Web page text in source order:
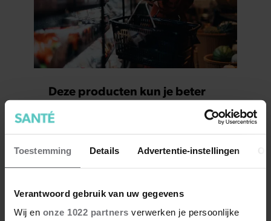
Toestemming Details Advertentie-instellingen
Verantwoord gebruik van uw gegevens
Wij en onze 1022 partners verwerken je persoonlijke
Deze producten kun je beter
juist niet)